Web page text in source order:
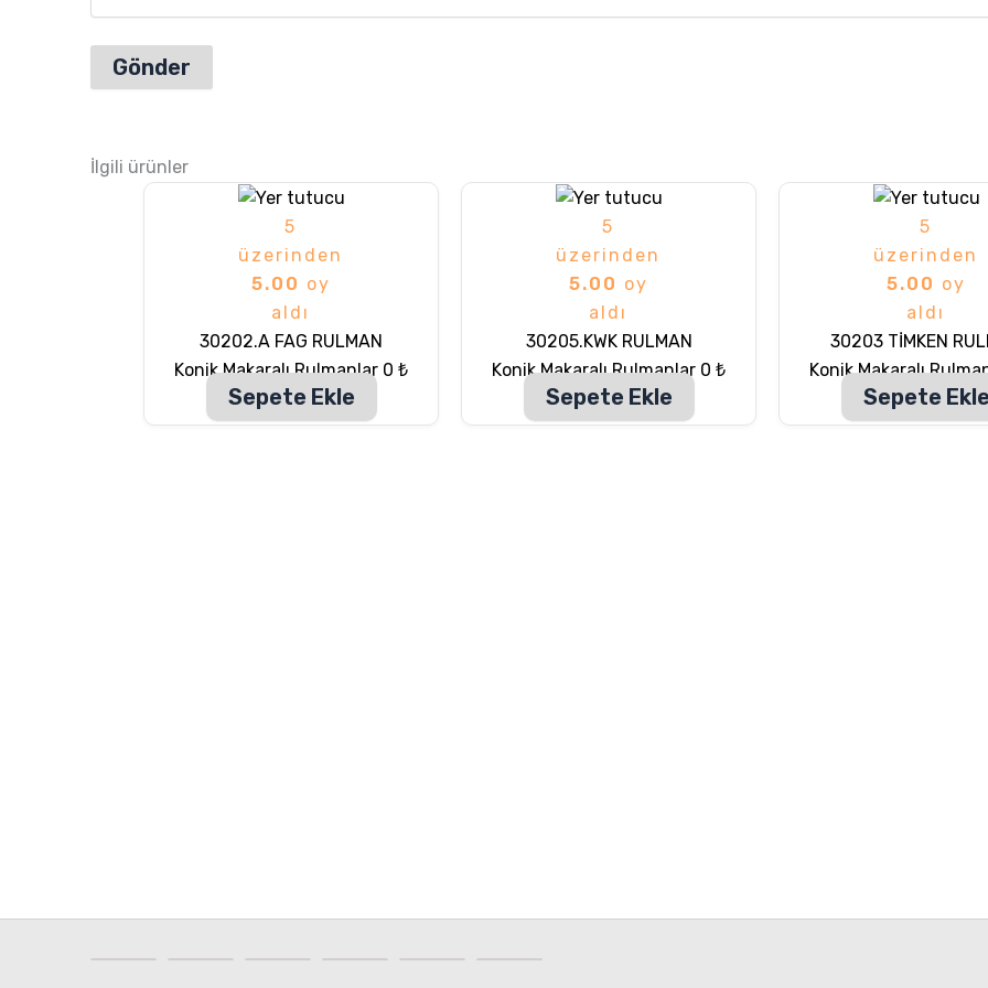
İlgili ürünler
5
üzerinden
5.00 oy
aldı
30202.A FAG RULMAN
Konik Makaralı Rulmanlar 0 ₺
Sepete Ekle
5
üzerinden
5.00 oy
aldı
30205.KWK RULMAN
Konik Makaralı Rulmanlar 0 ₺
Sepete Ekle
5
üzerinden
5.00 oy
aldı
30203 TİMKEN
Konik Makaralı
Sepete Ekle